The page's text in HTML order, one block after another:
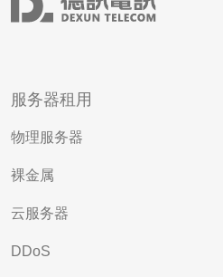
服务器租用
物理服务器
裸金属
云服务器
DDoS